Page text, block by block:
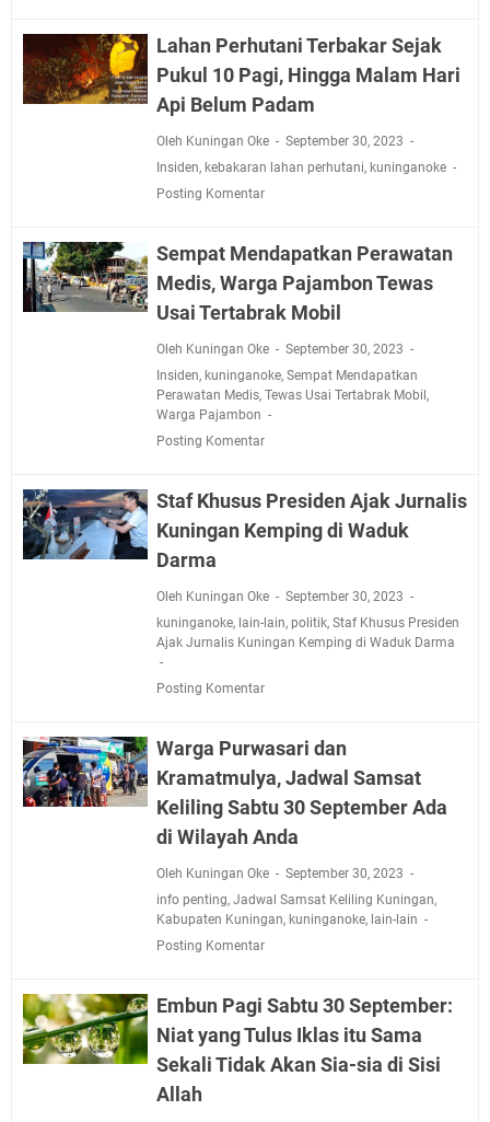
Sangat Seru
Warga Mulai Kesulitan Air Bersih Akibat Kekeringan,
Polres Kuningan dan PAM Tirta Kamuning Salurakan
12 Ribu Liter
Uniku Jadi Tuan Rumah Pendampingan Penyusunan
Dokumen SPMI
Info Sembako di Pasar Kepuh Kuningan Kamis 6
Agustus 2026, Daging Naik, Telur Turun
Agenda Kegiatan Bupati Kuningan Jumat 7 Agustus
Ini Empat Lokasi Samsat Keliling Kuningan Jumat 7
Agustus 2026
Lahan Perhutani Terbakar Sejak
Pukul 10 Pagi, Hingga Malam Hari
Api Belum Padam
Oleh Kuningan Oke
September 30, 2023
Insiden, kebakaran lahan perhutani, kuninganoke
Posting Komentar
Sempat Mendapatkan Perawatan
Medis, Warga Pajambon Tewas
Usai Tertabrak Mobil
Oleh Kuningan Oke
September 30, 2023
Insiden, kuninganoke, Sempat Mendapatkan
Perawatan Medis, Tewas Usai Tertabrak Mobil ,
Warga Pajambon
Posting Komentar
Staf Khusus Presiden Ajak Jurnalis
Kuningan Kemping di Waduk
Darma
Oleh Kuningan Oke
September 30, 2023
kuninganoke, lain-lain, politik, Staf Khusus Presiden
Ajak Jurnalis Kuningan Kemping di Waduk Darma
Posting Komentar
Warga Purwasari dan
Kramatmulya, Jadwal Samsat
Keliling Sabtu 30 September Ada
di Wilayah Anda
Oleh Kuningan Oke
September 30, 2023
info penting, Jadwal Samsat Keliling Kuningan,
Kabupaten Kuningan, kuninganoke, lain-lain
Posting Komentar
Embun Pagi Sabtu 30 September:
Niat yang Tulus Iklas itu Sama
Sekali Tidak Akan Sia-sia di Sisi
Allah